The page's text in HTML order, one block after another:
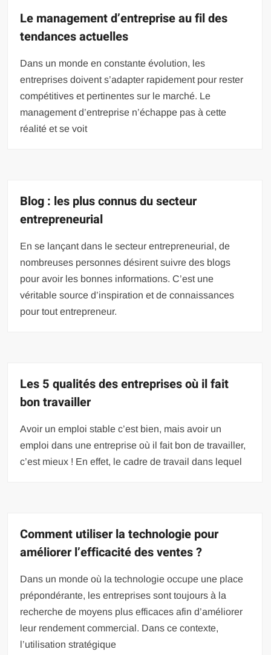
Le management d’entreprise au fil des
tendances actuelles
Dans un monde en constante évolution, les
entreprises doivent s’adapter rapidement pour rester
compétitives et pertinentes sur le marché. Le
management d’entreprise n’échappe pas à cette
réalité et se voit
Blog : les plus connus du secteur
entrepreneurial
En se lançant dans le secteur entrepreneurial, de
nombreuses personnes désirent suivre des blogs
pour avoir les bonnes informations. C’est une
véritable source d’inspiration et de connaissances
pour tout entrepreneur.
Les 5 qualités des entreprises où il fait
bon travailler
Avoir un emploi stable c’est bien, mais avoir un
emploi dans une entreprise où il fait bon de travailler,
c’est mieux ! En effet, le cadre de travail dans lequel
Comment utiliser la technologie pour
améliorer l’efficacité des ventes ?
Dans un monde où la technologie occupe une place
prépondérante, les entreprises sont toujours à la
recherche de moyens plus efficaces afin d’améliorer
leur rendement commercial. Dans ce contexte,
l’utilisation stratégique